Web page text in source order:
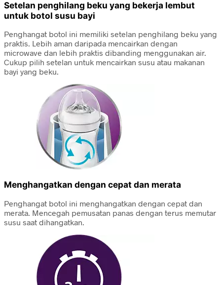
Setelan penghilang beku yang bekerja lembut
untuk botol susu bayi
Penghangat botol ini memiliki setelan penghilang beku yang
praktis. Lebih aman daripada mencairkan dengan
microwave dan lebih praktis dibanding menggunakan air.
Cukup pilih setelan untuk mencairkan susu atau makanan
bayi yang beku.
Menghangatkan dengan cepat dan merata
Penghangat botol ini menghangatkan dengan cepat dan
merata. Mencegah pemusatan panas dengan terus memutar
susu saat dihangatkan.